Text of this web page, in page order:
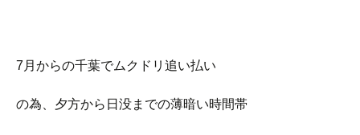
7月からの千葉でムクドリ追い払い
の為、夕方から日没までの薄暗い時間帯